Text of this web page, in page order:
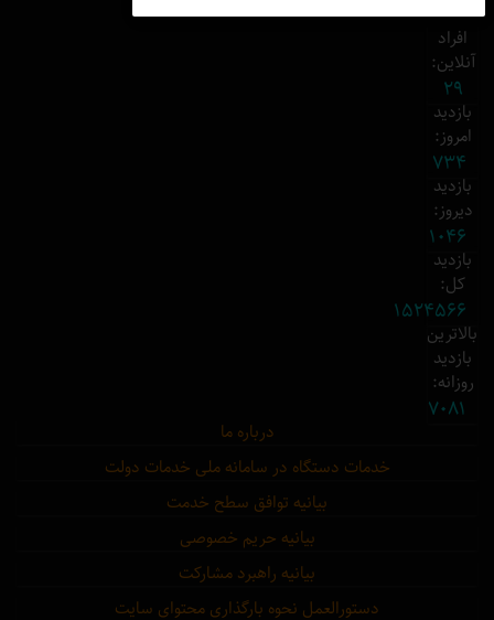
افراد
آنلاین:
29
بازدید
امروز:
734
بازدید
دیروز:
1046
بازدید
کل:
1524566
بالاترین
بازدید
روزانه:
7081
درباره ما
خدمات دستگاه در سامانه ملی خدمات دولت
بیانیه توافق سطح خدمت
بیانیه حریم خصوصی
بیانیه راهبرد مشارکت
دستورالعمل نحوه بارگذاری محتوای سایت